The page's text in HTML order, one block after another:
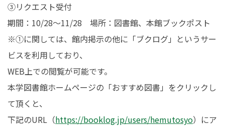
③リクエスト受付
期間：10/28～11/28 場所：図書館、本館ブックポスト
※①に関しては、館内掲示の他に「ブクログ」というサー
ビスを利用しており、
WEB上での閲覧が可能です。
本学図書館ホームページの「おすすめ図書」をクリックし
て頂くと、
下記のURL（https://booklog.jp/users/hemutosyo）にア